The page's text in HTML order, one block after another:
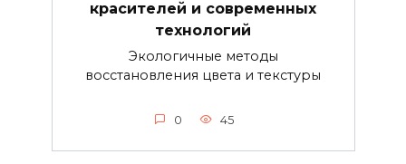
красителей и современных
технологий
Экологичные методы
восстановления цвета и текстуры
0 45